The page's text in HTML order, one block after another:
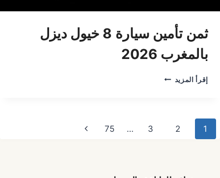
ثمن تأمين سيارة 8 خيول ديزل
بالمغرب 2026
إقرأ المزيد ثمن
تنقل
1
2
3
…
75
الصفحة